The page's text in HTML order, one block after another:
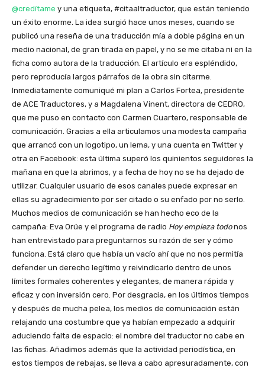
@credítame y una etiqueta, #citaaltraductor, que están teniendo
un éxito enorme. La idea surgió hace unos meses, cuando se
publicó una reseña de una traducción mía a doble página en un
medio nacional, de gran tirada en papel, y no se me citaba ni en la
ficha como autora de la traducción. El artículo era espléndido,
pero reproducía largos párrafos de la obra sin citarme.
Inmediatamente comuniqué mi plan a Carlos Fortea, presidente
de ACE Traductores, y a Magdalena Vinent, directora de CEDRO,
que me puso en contacto con Carmen Cuartero, responsable de
comunicación. Gracias a ella articulamos una modesta campaña
que arrancó con un logotipo, un lema, y una cuenta en Twitter y
otra en Facebook: esta última superó los quinientos seguidores la
mañana en que la abrimos, y a fecha de hoy no se ha dejado de
utilizar. Cualquier usuario de esos canales puede expresar en
ellas su agradecimiento por ser citado o su enfado por no serlo.
Muchos medios de comunicación se han hecho eco de la
campaña: Eva Orúe y el programa de radio Hoy empieza todonos
han entrevistado para preguntarnos su razón de ser y cómo
funciona. Está claro que había un vacío ahí que no nos permitía
defender un derecho legítimo y reivindicarlo dentro de unos
límites formales coherentes y elegantes, de manera rápida y
eficaz y con inversión cero. Por desgracia, en los últimos tiempos
y después de mucha pelea, los medios de comunicación están
relajando una costumbre que ya habían empezado a adquirir
aduciendo falta de espacio: el nombre del traductor no cabe en
las fichas. Añadimos además que la actividad periodística, en
estos tiempos de rebajas, se lleva a cabo apresuradamente, con